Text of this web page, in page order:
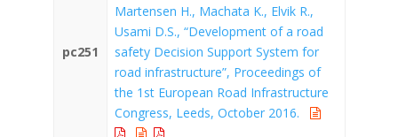
pc251
Martensen H., Machata K., Elvik R.,
Usami D.S., “Development of a road
safety Decision Support System for
road infrastructure”, Proceedings of
the 1st European Road Infrastructure
Congress, Leeds, October 2016.